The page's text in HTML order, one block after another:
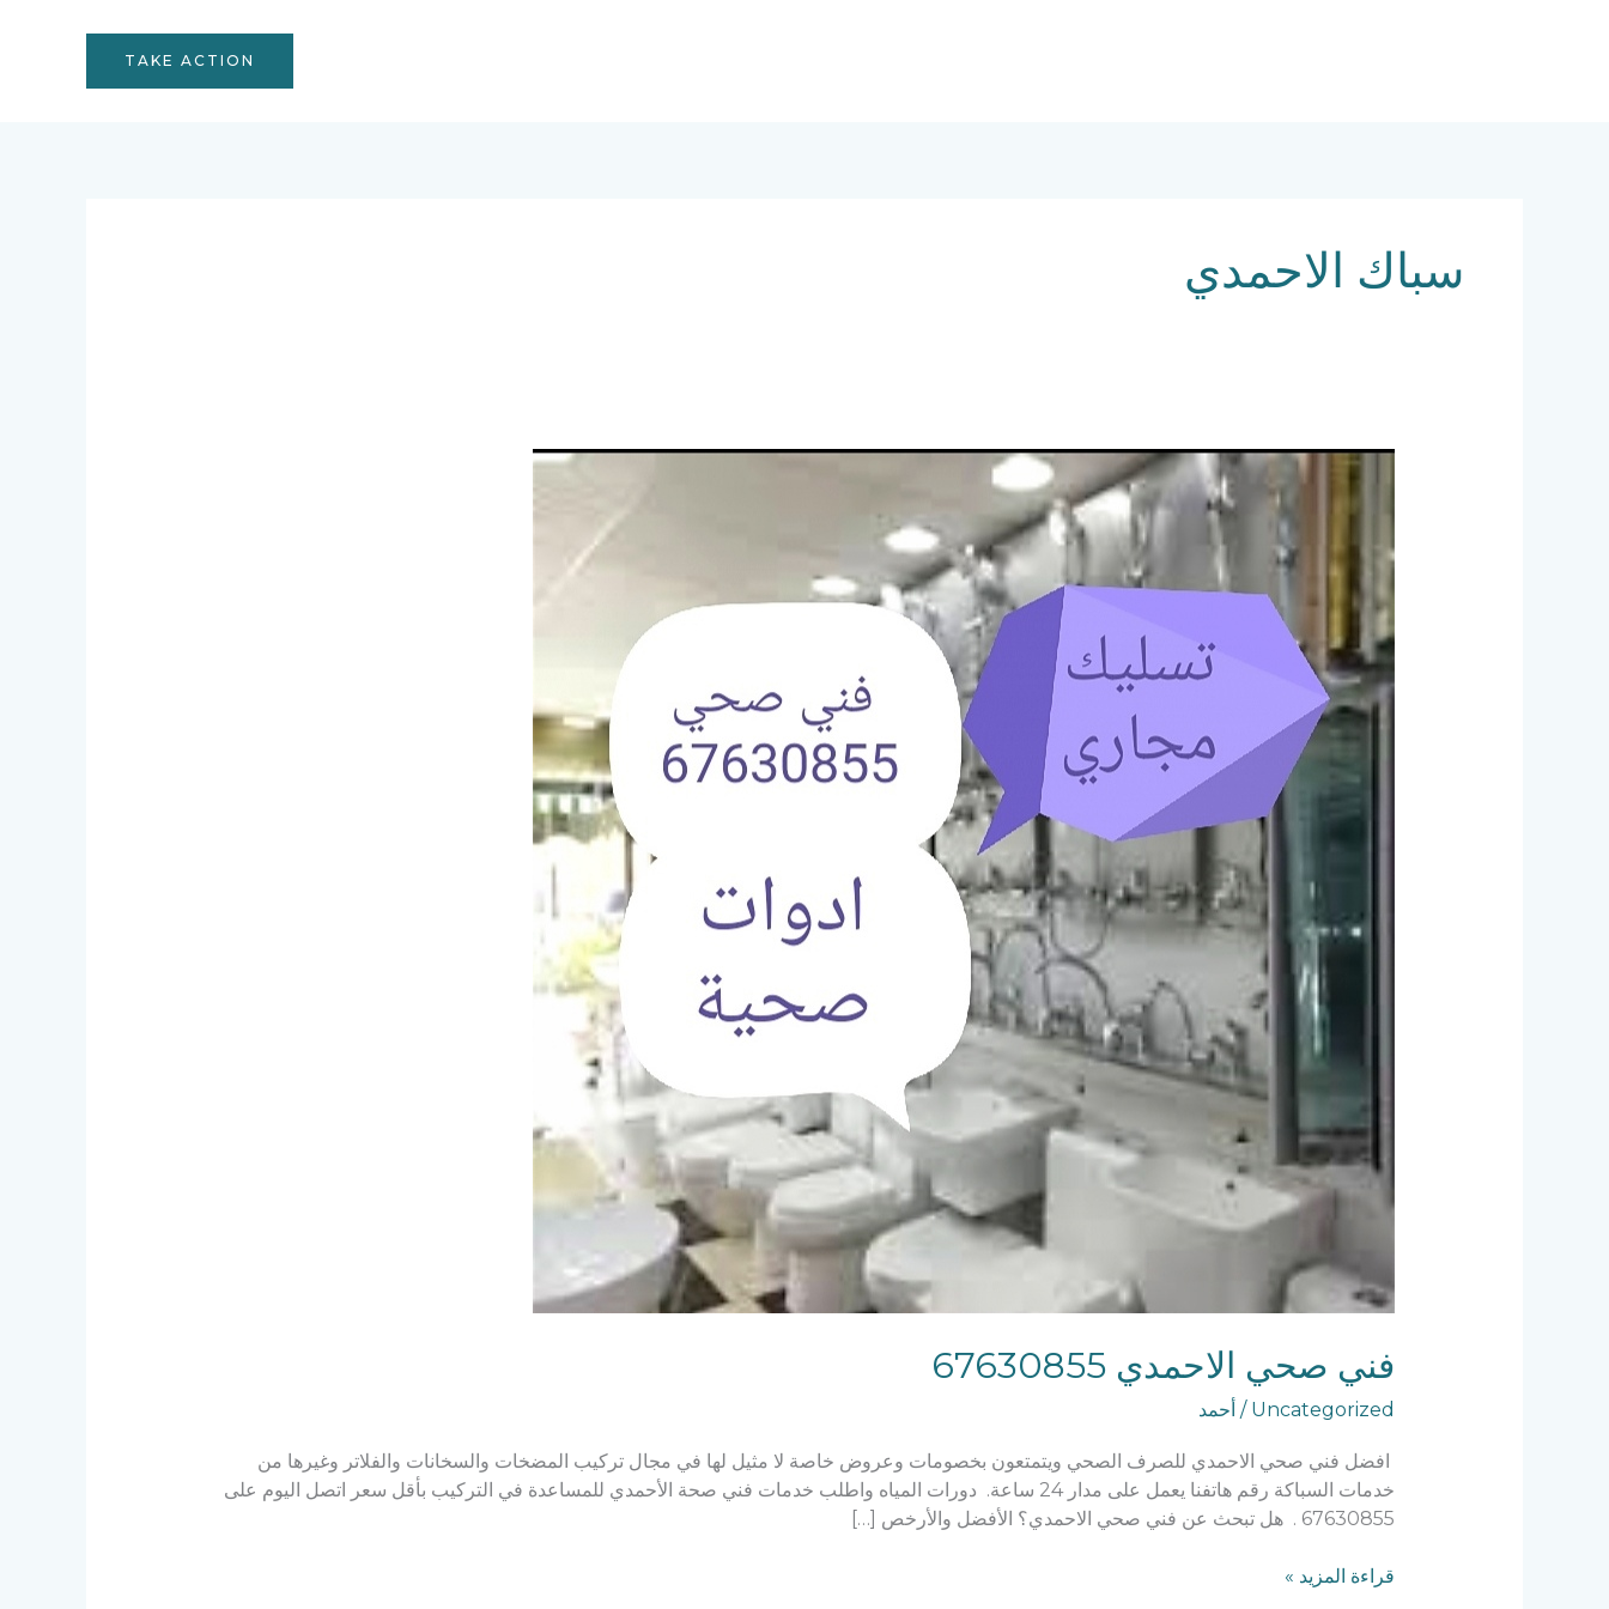
TAKE ACTION
سباك الاحمدي
فني صحي الاحمدي 67630855
Uncategorized
/ أحمد
افضل فني صحي الاحمدي للصرف الصحي ويتمتعون بخصومات وعروض خاصة لا مثيل لها في مجال تركيب المضخات والسخانات والفلاتر وغيرها من
خدمات السباكة رقم هاتفنا يعمل على مدار 24 ساعة. دورات المياه واطلب خدمات فني صحة الأحمدي للمساعدة في التركيب بأقل سعر اتصل اليوم على
67630855 . هل تبحث عن فني صحي الاحمدي؟ الأفضل والأرخص […]
الاحمدي
67630855
قراءة المزيد »